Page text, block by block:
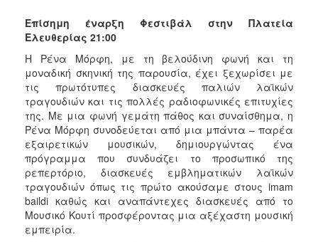
Επίσημη έναρξη Φεστιβάλ στην Πλατεία
Ελευθερίας 21:00
Η Ρένα Μόρφη, με τη βελούδινη φωνή και τη
μοναδική σκηνική της παρουσία, έχει ξεχωρίσει με
τις πρωτότυπες διασκευές παλιών λαϊκών
τραγουδιών και τις πολλές ραδιοφωνικές επιτυχίες
της. Με μια φωνή γεμάτη πάθος και συναίσθημα, η
Ρένα Μόρφη συνοδεύεται από μια μπάντα – παρέα
εξαιρετικών μουσικών, δημιουργώντας ένα
πρόγραμμα που συνδυάζει το προσωπικό της
ρεπερτόριο, διασκευές εμβληματικών λαϊκών
τραγουδιών όπως τις πρώτο ακούσαμε στους imam
baildi καθώς και αναπάντεχες διασκευές από το
Μουσικό Κουτί προσφέροντας μια αξέχαστη μουσική
εμπειρία.